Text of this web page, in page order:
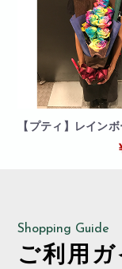
【プティ】レインボ
Shopping Guide
ご利用ガ